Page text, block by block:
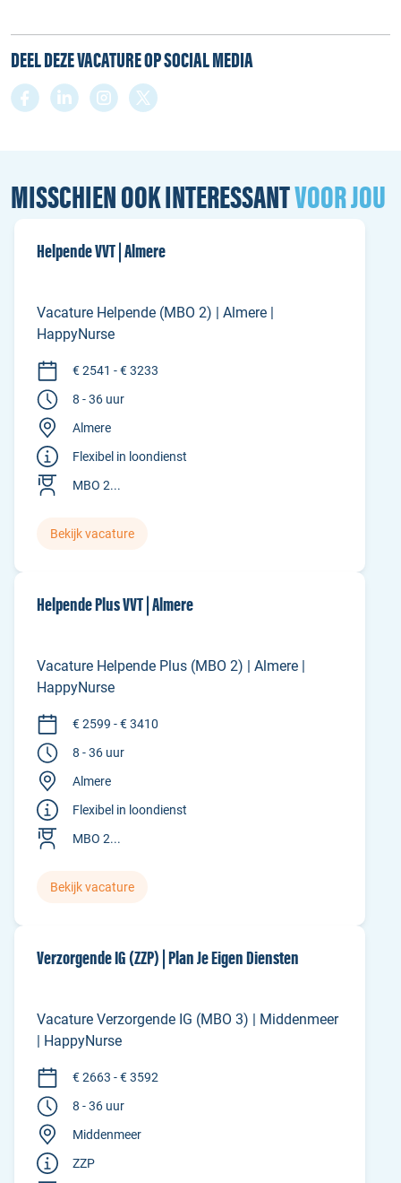
DEEL DEZE VACATURE OP SOCIAL MEDIA
MISSCHIEN OOK INTERESSANTVOOR JOU
Helpende VVT | Almere
Vacature Helpende (MBO 2) | Almere |
HappyNurse
€ 2541 - € 3233
8 - 36 uur
Almere
Flexibel in loondienst
MBO 2...
Bekijk vacature
Helpende Plus VVT | Almere
Vacature Helpende Plus (MBO 2) | Almere |
HappyNurse
€ 2599 - € 3410
8 - 36 uur
Almere
Flexibel in loondienst
MBO 2...
Bekijk vacature
Verzorgende IG (ZZP) | Plan Je Eigen Diensten
Vacature Verzorgende IG (MBO 3) | Middenmeer
| HappyNurse
€ 2663 - € 3592
8 - 36 uur
Middenmeer
ZZP